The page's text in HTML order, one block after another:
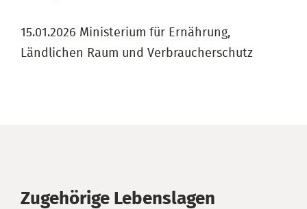
15.01.2026 Ministerium für Ernährung,
Ländlichen Raum und Verbraucherschutz
Zugehörige Lebenslagen